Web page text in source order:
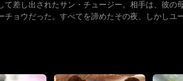
差し出されたサン・チュージー。相手は、彼の
チョウだった。すべてを諦めたその夜、しかしユ